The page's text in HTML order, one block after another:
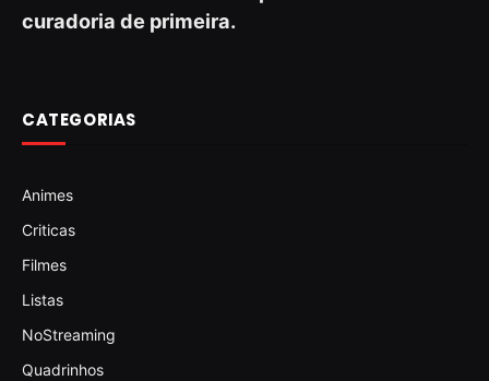
curadoria de primeira.
CATEGORIAS
Animes
Criticas
Filmes
Listas
NoStreaming
Quadrinhos